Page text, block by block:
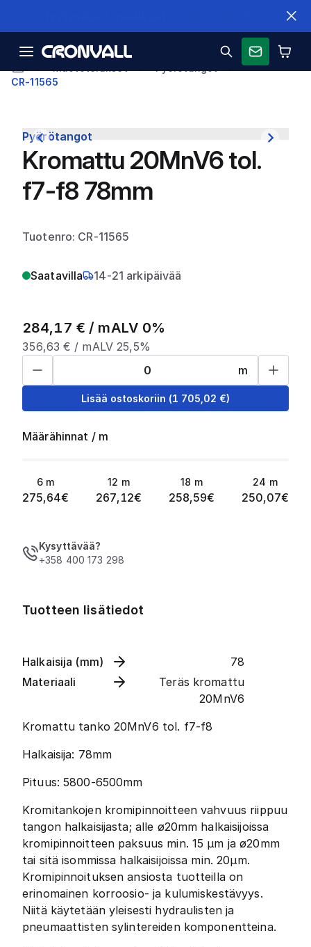
CR-11565
Pyörötangot
Kromattu 20MnV6 tol.
f7-f8 78mm
Tuotenro: CR-11565
Saatavilla 14-21 arkipäivää
284,17 € / mALV 0%
356,63 € / mALV 25,5%
m
Lisää ostoskoriin (1 705,02 €)
Määrähinnat / m
6 m
275,64€
12 m
267,12€
18 m
258,59€
24 m
250,07€
Kysyttävää?
+358 400 173 298
Tuotteen lisätiedot
Halkaisija (mm)
78
Materiaali
Teräs kromattu
20MnV6
Kromattu tanko 20MnV6 tol. f7-f8
Halkaisija: 78mm
Pituus: 5800-6500mm
Kromitankojen kromipinnoitteen vahvuus riippuu
tangon halkaisijasta; alle ø20mm halkaisijoissa
kromipinnoitteen paksuus min. 15 µm ja ø20mm
tai sitä isommissa halkaisijoissa min. 20µm.
Kromipinnoituksen ansiosta tuotteilla on
erinomainen korroosio- ja kulumiskestävyys.
Niitä käytetään yleisesti hydraulisten ja
pneumaattisten sylintereiden komponentteina.